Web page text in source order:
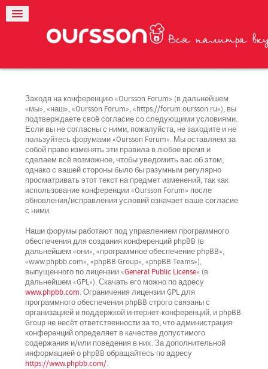
Заходя на конференцию «Oursson Forum» (в дальнейшем
«мы», «наш», «Oursson Forum», «https://forum.oursson.ru»), вы
подтверждаете своё согласие со следующими условиями.
Если вы не согласны с ними, пожалуйста, не заходите и не
пользуйтесь форумами «Oursson Forum». Мы оставляем за
собой право изменять эти правила в любое время и
сделаем всё возможное, чтобы уведомить вас об этом,
однако с вашей стороны было бы разумным регулярно
просматривать этот текст на предмет изменений, так как
использование конференции «Oursson Forum» после
обновления/исправления условий означает ваше согласие
с ними.
Наши форумы работают под управлением программного
обеспечения для создания конференций phpBB (в
дальнейшем «они», «программное обеспечение phpBB»,
«www.phpbb.com», «phpBB Group», «phpBB Teams»),
выпущенного по лицензии «General Public License» (в
дальнейшем «GPL»). Скачать его можно по адресу
www.phpbb.com. Ограничения лицензии GPL для
программного обеспечения phpBB строго связаны с
организацией и поддержкой интернет-конференций, и phpBB
Group не несёт ответственности за то, что администрация
конференций определяет в качестве допустимого
содержания и/или поведения в них. За дополнительной
информацией о phpBB обращайтесь по адресу
https://www.phpbb.com/.